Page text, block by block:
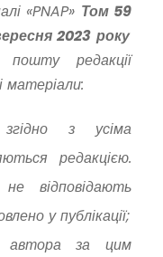
«PNAP» Том 59
2023 року
редакції
матеріали:
з усіма
редакцією.
відповідають
у публікації;
автора за цим